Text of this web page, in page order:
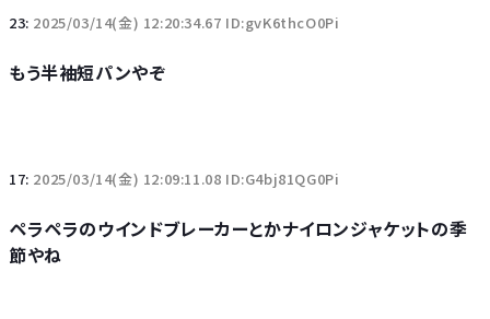
23: 2025/03/14(金) 12:20:34.67 ID:gvK6thcO0Pi
もう半袖短パンやぞ
17: 2025/03/14(金) 12:09:11.08 ID:G4bj81QG0Pi
ペラペラのウインドブレーカーとかナイロンジャケットの季
節やね